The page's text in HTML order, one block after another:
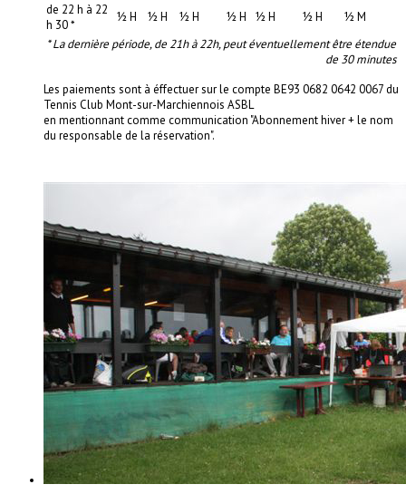
de 22 h à 22
h 30 *
½ H ½ H ½ H ½ H ½ H ½ H
½ M
* La dernière période, de 21h à 22h, peut éventuellement être étendue
de 30 minutes
Les paiements sont à éffectuer sur le compte BE93 0682 0642 0067 du
Tennis Club Mont-sur-Marchiennois ASBL
en mentionnant comme communication "Abonnement hiver + le nom
du responsable de la réservation".